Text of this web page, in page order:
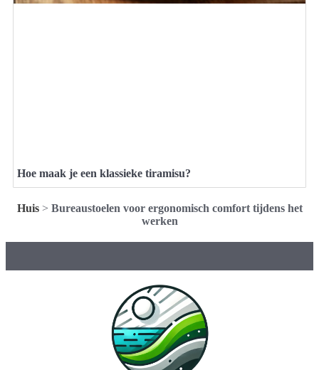
Hoe maak je een klassieke tiramisu?
Huis> Bureaustoelen voor ergonomisch comfort tijdens het
werken